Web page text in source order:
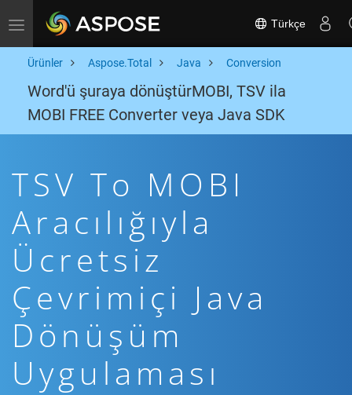
Toggle navigation Türkçe
Ürünler Aspose.Total Java Conversion
Word'ü şuraya dönüştürMOBI, TSV ila
MOBI FREE Converter veya Java SDK
TSV To MOBI
Aracılığıyla
Ücretsiz
Çevrimiçi Java
Dönüşüm
Uygulaması